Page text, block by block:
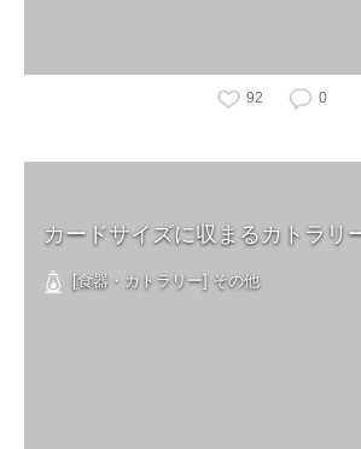
92 0
カードサイズに収まるカトラリ
[食器・カトラリー] その他